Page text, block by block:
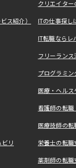
クリエイタ
ス紹介） ITの仕事探
IT転職なら
フリーラン
プログラミ
医療・ヘル
看護師の転
医療技師の
リ 栄養士の転
薬剤師の転